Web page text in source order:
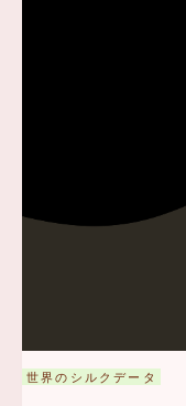
世界のシルクデータ